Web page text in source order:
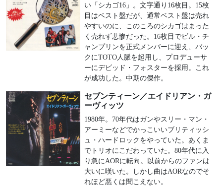
い「シカゴ16」。文字通り16枚目。15枚
目はベスト盤だが、通常ベスト盤は売れ
やすいのに、このころのシカゴはまった
く売れず悲惨だった。16枚目でビル・チ
ャンプリンを正式メンバーに迎え、バッ
クにTOTO人脈を起用し、プロデューサ
ーにデビッド・フォスターを採用。これ
が成功した。中期の傑作。
セブンティーン／エイドリアン・ガ
ーヴィッツ
1980年。70年代はガンやスリー・マン・
アーミーなどでかっこいいブリティッシ
ュ・ハードロックをやっていた。あくま
でトリオにこだわっていた。80年代に入
り急にAORに転向。以前からのファンは
大いに嘆いた。しかし曲はAORなのでそ
れほど悪くは聞こえない。